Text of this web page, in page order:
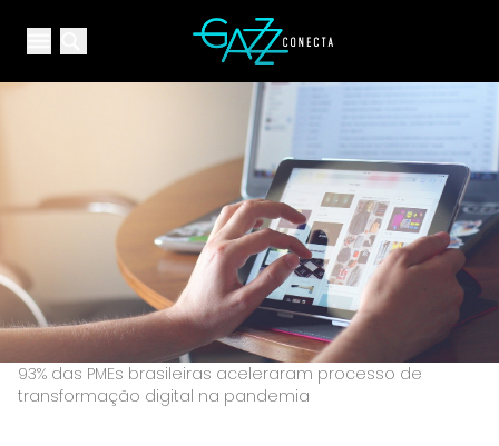
Open main menuYour Company
93% das PMEs brasileiras aceleraram processo de
transformação digital na pandemia